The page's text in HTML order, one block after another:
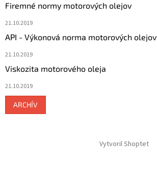
Firemné normy motorových olejov
21.10.2019
API - Výkonová norma motorových olejov
21.10.2019
Viskozita motorového oleja
21.10.2019
ARCHÍV
Vytvoril Shoptet